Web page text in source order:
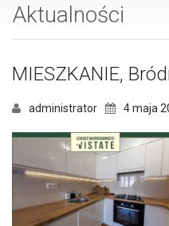
Aktualności
MIESZKANIE,
administrator 4 maja